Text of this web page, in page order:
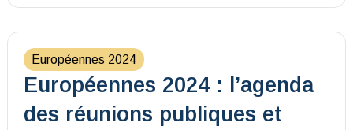
Européennes 2024
Européennes 2024 : l’agenda
des réunions publiques et